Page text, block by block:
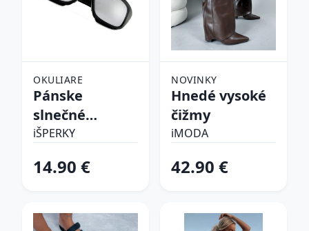
OKULIARE
Pánske
slnečné
okuliare
iŠPERKY
14.90 €
NOVINKY
Hnedé vysoké
čižmy
iMODA
42.90 €